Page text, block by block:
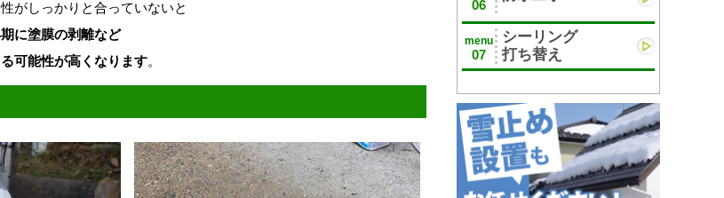
がしっかりと合っていないと
に塗膜の剥離など
可能性が高くなります。
06
menu
07
シーリング
打ち替え